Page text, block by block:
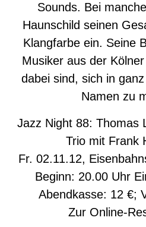
Sounds. Bei
Haunschild seinen
Klangfarbe ein. Seine
Musiker aus der
dabei sind, sich in
Namen zu
Jazz Night 88: Thomas
Trio mit Frank
Fr. 02.11.12,
Beginn: 20.00 Uhr
Abendkasse: 12 €;
Zur Online-